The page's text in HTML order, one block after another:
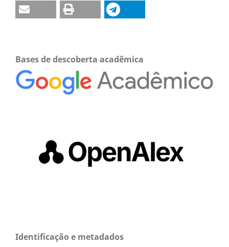
Bases de descoberta acadêmica
Identificação e metadados